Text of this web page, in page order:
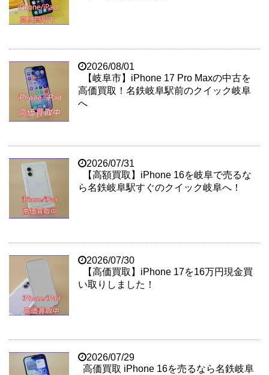
2026/08/01
【岐阜市】iPhone 17 Pro Maxの中古を
高価買取！名鉄岐阜駅前のクイック岐阜
へ
2026/07/31
【高額買取】iPhone 16を岐阜で売るな
ら名鉄岐阜駅すぐのクイック岐阜へ！
2026/07/30
【高価買取】iPhone 17を16万円現金買
い取りしました！
2026/07/29
高価買取 iPhone 16を売るなら名鉄岐阜